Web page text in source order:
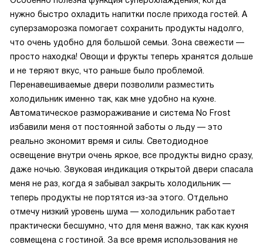
нужно быстро охладить напитки после прихода гостей. А
суперзаморозка помогает сохранить продукты надолго,
что очень удобно для большой семьи. Зона свежести —
просто находка! Овощи и фрукты теперь хранятся дольше
и не теряют вкус, что раньше было проблемой.
Перенавешиваемые двери позволили разместить
холодильник именно так, как мне удобно на кухне.
Автоматическое размораживание и система No Frost
избавили меня от постоянной заботы о льду — это
реально экономит время и силы. Светодиодное
освещение внутри очень яркое, все продукты видно сразу,
даже ночью. Звуковая индикация открытой двери спасала
меня не раз, когда я забывал закрыть холодильник —
теперь продукты не портятся из-за этого. Отдельно
отмечу низкий уровень шума — холодильник работает
практически бесшумно, что для меня важно, так как кухня
совмещена с гостиной. За все время использования не